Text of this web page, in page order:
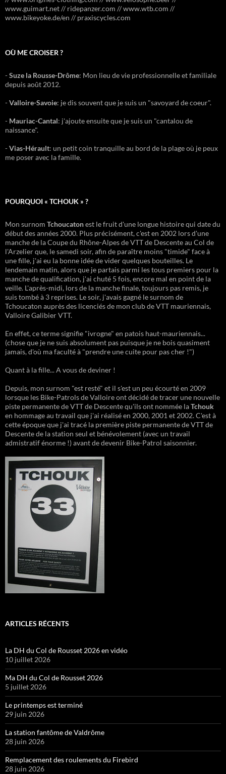
www.guimart.net // ridepanzer.com // www.wtb.com //
www.bikeyoke.de/en // praxiscycles.com
OÙ ME CROISER ?
-Suze la Rousse-Drôme: Mon lieu de vie professionnelle et familiale
depuis août 2012.
-Valloire-Savoie: je dis souvent que je suis un "savoyard de coeur".
- Mauriac-Cantal: j'ajoute ensuite que je suis un "cantalou de
naissance".
-Vias-Hérault: un petit coin tranquille au bord de la plage où je peux
me poser avec la famille.
POURQUOI « TCHOUK » ?
Mon surnom Tchoucatonest le fruit d'une longue histoire qui date du
début des années 2000. Plus précisément, c'est en 2002 lors d'une
manche de la Coupe du Rhône-Alpes de VTT de Descente au Col de
l'Arzelier que, le samedi soir, afin de paraître moins "timide" face à
une fille, j'ai eu la bonne idée de vider quelques bouteilles. Le
lendemain matin, alors que je partais parmi les tous premiers pour la
manche de qualification, j'ai chuté 5 fois, encore mal en point de la
veille. L'après-midi, lors de la manche finale, toujours pas remis, je
suis tombé à 3 reprises. Le soir, j'avais gagné le surnom de
Tchoucaton auprès des licenciés de mon club de VTT mauriennais,
Valloire Galibier VTT.
En effet, ce terme signifie "ivrogne" en patois haut-mauriennais...
(chose que je ne suis absolument pas puisque je ne bois quasiment
jamais, d'où ma faculté à "prendre une cuite pour pas cher !")
Quant à la fille... A vous de deviner !
Depuis, mon surnom "est resté" et il s'est un peu écourté en 2009
lorsque les Bike-Patrols de Valloire ont décidé de tracer une nouvelle
piste permanente de VTT de Descente qu'ils ont nommée laTchouk
en hommage au travail que j'ai réalisé en 2000, 2001 et 2002. C'est à
cette époque que j'ai tracé la première piste permanente de VTT de
Descente de la station seul et bénévolement (avec un travail
admistratif énorme !) avant de devenir Bike-Patrol saisonnier.
ARTICLES RÉCENTS
La DH du Col de Rousset 2026 en vidéo
10 juillet 2026
Ma DH du Col de Rousset 2026
5 juillet 2026
Le printemps est terminé
29 juin 2026
La station fantôme de Valdrôme
28 juin 2026
Remplacement des roulements du Firebird
28 juin 2026